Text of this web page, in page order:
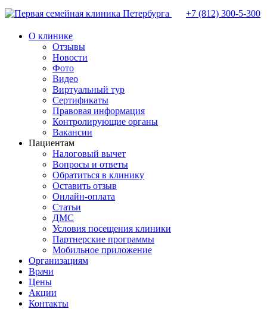
+7 (812) 300-5-300
О клинике
Отзывы
Новости
Фото
Видео
Виртуальный тур
Сертификаты
Правовая информация
Контролирующие органы
Вакансии
Пациентам
Налоговый вычет
Вопросы и ответы
Обратиться в клинику
Оставить отзыв
Онлайн-оплата
Статьи
ДМС
Условия посещения клиники
Партнерские программы
Мобильное приложение
Организациям
Врачи
Цены
Акции
Контакты